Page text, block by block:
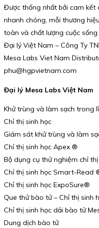
Được thống nhất bởi cam kết
nhanh chóng, mỗi thương
toàn và chất lượng cuộc
Đại lý Việt Nam – Công Ty
Mesa Labs Viet Nam
phu@hgpvietnam.com
Đại lý Mesa Labs Việt Nam
Khử trùng và làm sạch trong
Chỉ thị sinh học
Giám sát khử trùng và làm
Chỉ thị sinh học Apex ®
Bộ dụng cụ thử nghiệm chỉ
Chỉ thị sinh học Smart-Read
Chỉ thị sinh học ExpoSure®
Que thử bào tử – Chỉ thị sinh
Chỉ thị sinh học dải bào tử
Dung dịch bào tử